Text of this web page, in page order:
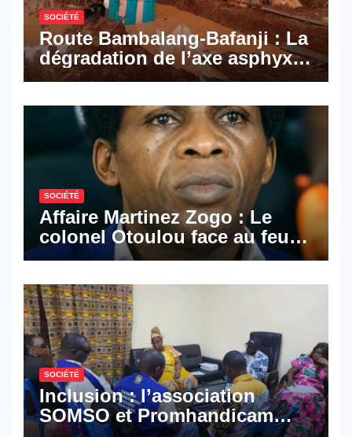
SOCIÉTÉ
Route Bambalang-Bafanji : La
dégradation de l’axe asphyxie
les activités économiques
SOCIÉTÉ
Affaire Martinez Zogo : Le
colonel Otoulou face au feu
croisé des avocats de la
SOCIÉTÉ
Inclusion : l’association
SOMSO et Promhandicam